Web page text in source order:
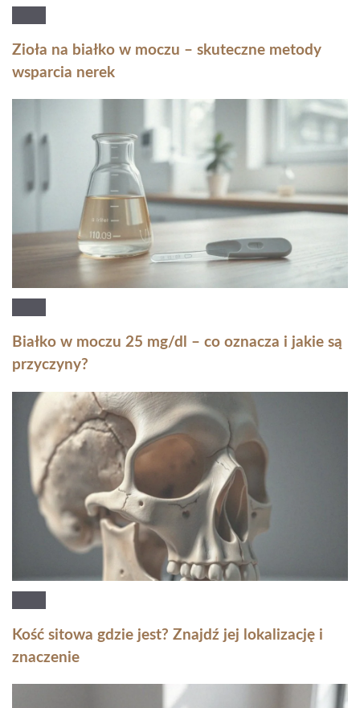
Zioła na białko w moczu – skuteczne metody
wsparcia nerek
Białko w moczu 25 mg/dl – co oznacza i jakie są
przyczyny?
Kość sitowa gdzie jest? Znajdź jej lokalizację i
znaczenie